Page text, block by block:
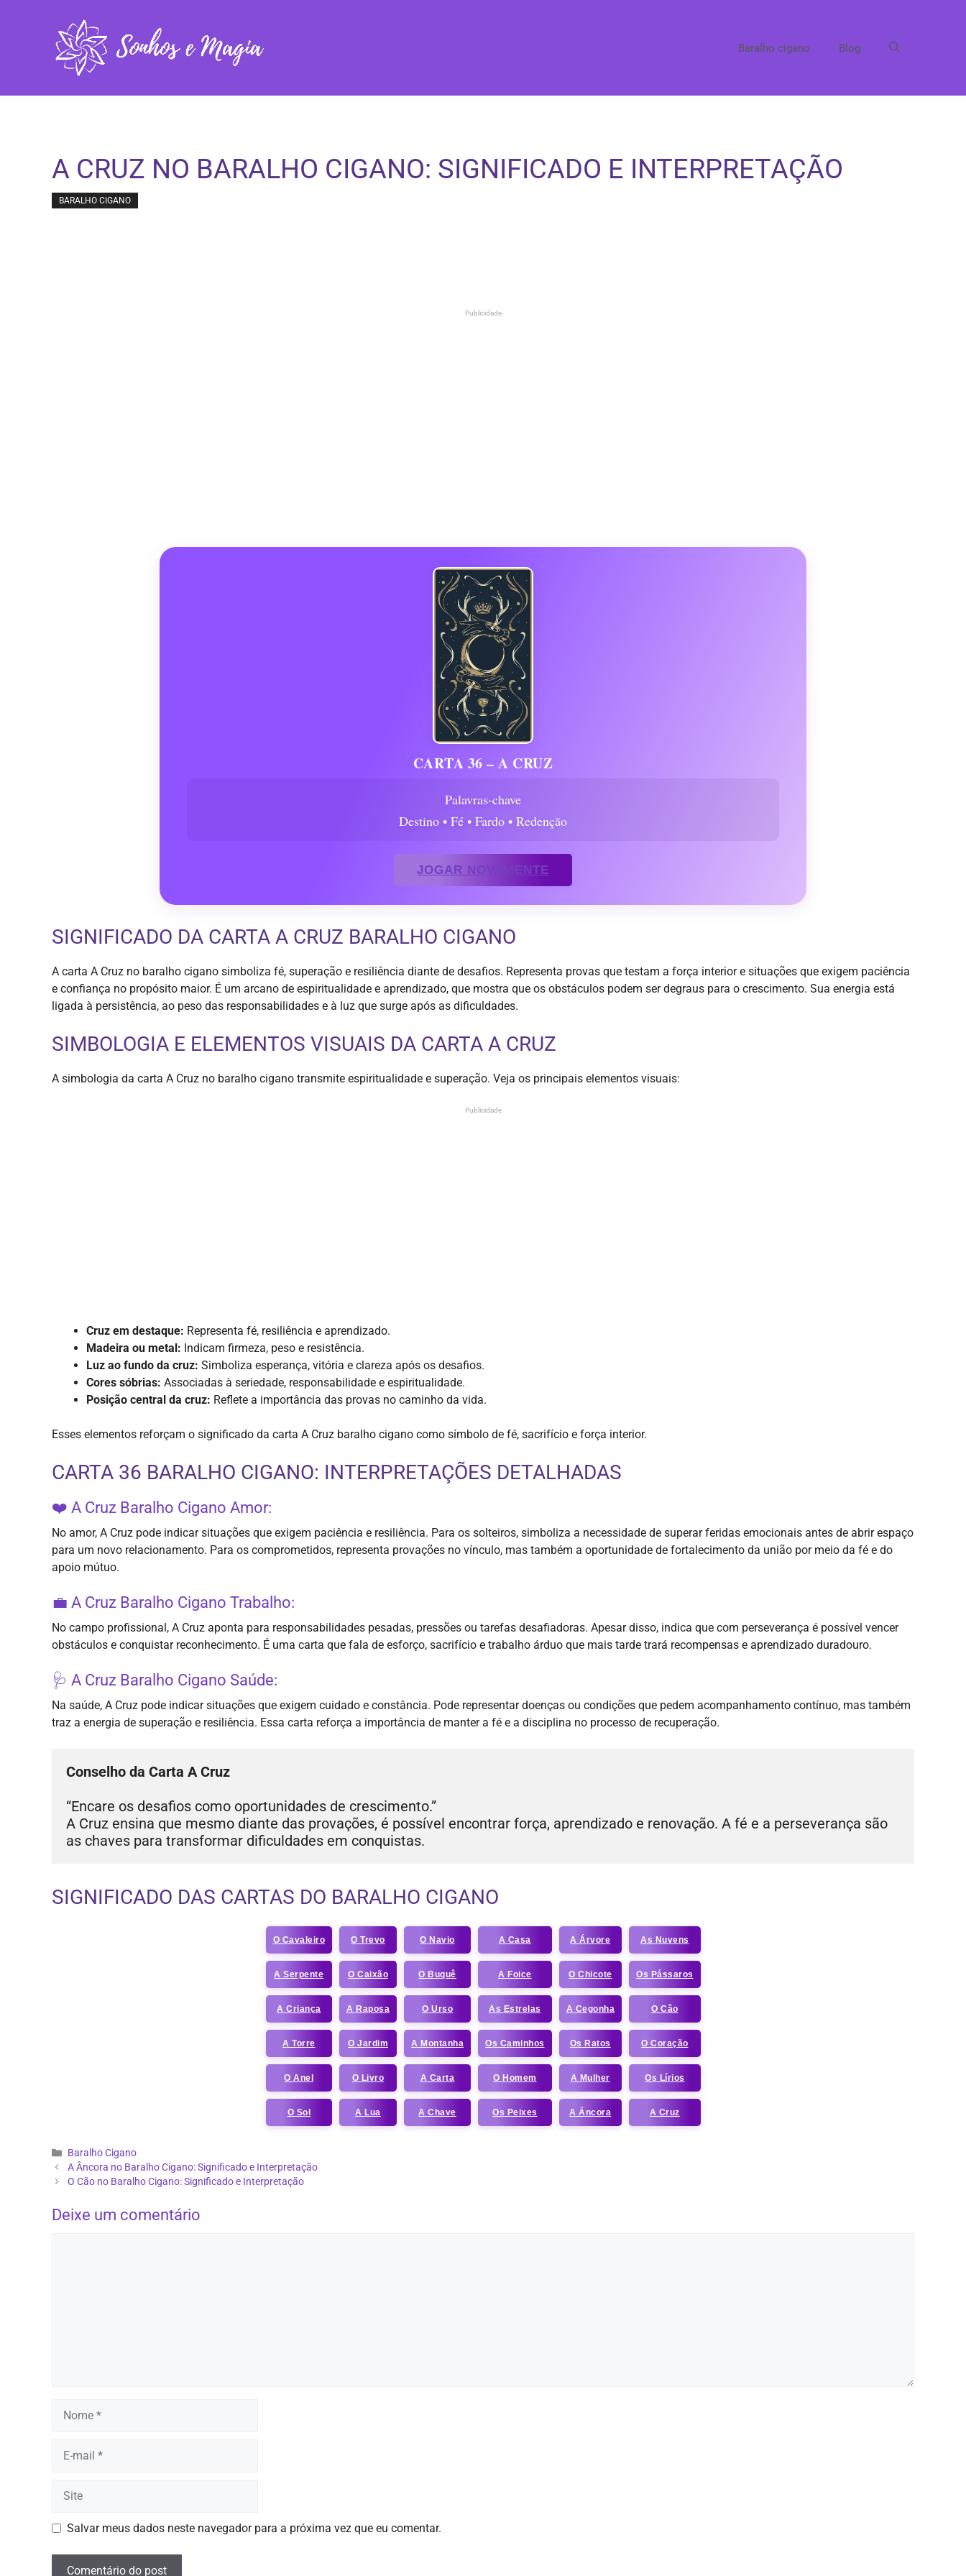
Baralho cigano Blog
A CRUZ NO BARALHO CIGANO: SIGNIFICADO E INTERPRETAÇÃO
BARALHO CIGANO
Publicidade
CARTA 36 – A CRUZ
Palavras-chave
Destino • Fé • Fardo • Redenção
JOGAR NOVAMENTE
SIGNIFICADO DA CARTA A CRUZ BARALHO CIGANO
A carta A Cruz no baralho cigano simboliza fé, superação e resiliência diante de desafios. Representa provas que testam a força interior e situações que exigem paciência
e confiança no propósito maior. É um arcano de espiritualidade e aprendizado, que mostra que os obstáculos podem ser degraus para o crescimento. Sua energia está
ligada à persistência, ao peso das responsabilidades e à luz que surge após as dificuldades.
SIMBOLOGIA E ELEMENTOS VISUAIS DA CARTA A CRUZ
A simbologia da carta A Cruz no baralho cigano transmite espiritualidade e superação. Veja os principais elementos visuais:
Publicidade
Cruz em destaque: Representa fé, resiliência e aprendizado.
Madeira ou metal: Indicam firmeza, peso e resistência.
Luz ao fundo da cruz: Simboliza esperança, vitória e clareza após os desafios.
Cores sóbrias: Associadas à seriedade, responsabilidade e espiritualidade.
Posição central da cruz: Reflete a importância das provas no caminho da vida.
Esses elementos reforçam o significado da carta A Cruz baralho cigano como símbolo de fé, sacrifício e força interior.
CARTA 36 BARALHO CIGANO: INTERPRETAÇÕES DETALHADAS
❤️ A Cruz Baralho Cigano Amor:
No amor, A Cruz pode indicar situações que exigem paciência e resiliência. Para os solteiros, simboliza a necessidade de superar feridas emocionais antes de abrir espaço
para um novo relacionamento. Para os comprometidos, representa provações no vínculo, mas também a oportunidade de fortalecimento da união por meio da fé e do
apoio mútuo.
💼 A Cruz Baralho Cigano Trabalho:
No campo profissional, A Cruz aponta para responsabilidades pesadas, pressões ou tarefas desafiadoras. Apesar disso, indica que com perseverança é possível vencer
obstáculos e conquistar reconhecimento. É uma carta que fala de esforço, sacrifício e trabalho árduo que mais tarde trará recompensas e aprendizado duradouro.
🩺 A Cruz Baralho Cigano Saúde:
Na saúde, A Cruz pode indicar situações que exigem cuidado e constância. Pode representar doenças ou condições que pedem acompanhamento contínuo, mas também
traz a energia de superação e resiliência. Essa carta reforça a importância de manter a fé e a disciplina no processo de recuperação.
Conselho da Carta A Cruz
“Encare os desafios como oportunidades de crescimento.”
A Cruz ensina que mesmo diante das provações, é possível encontrar força, aprendizado e renovação. A fé e a perseverança são
as chaves para transformar dificuldades em conquistas.
SIGNIFICADO DAS CARTAS DO BARALHO CIGANO
O Cavaleiro O Trevo O Navio A Casa A Árvore As Nuvens
A Serpente O Caixão O Buquê A Foice O Chicote Os Pássaros
A Criança A Raposa O Urso As Estrelas A Cegonha O Câo
A Torre O Jardim A Montanha Os Caminhos Os Ratos O Coração
O Anel O Livro A Carta O Homem A Mulher Os Lírios
O Sol A Lua A Chave Os Peixes A Âncora A Cruz
Categorias
Baralho Cigano
A Âncora no Baralho Cigano: Significado e Interpretação
O Cão no Baralho Cigano: Significado e Interpretação
Deixe um comentário
mail
Salvar meus dados neste navegador para a próxima vez que eu comentar.